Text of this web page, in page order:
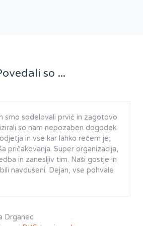
so ...
smo sodelovali prvič in zagotovo
so nam nepozaben dogodek
in vse kar lahko rečem je,
pričakovanja. Super organizacija,
in zanesljiv tim. Naši gostje in
navdušeni. Dejan, vse pohvale
Drganec